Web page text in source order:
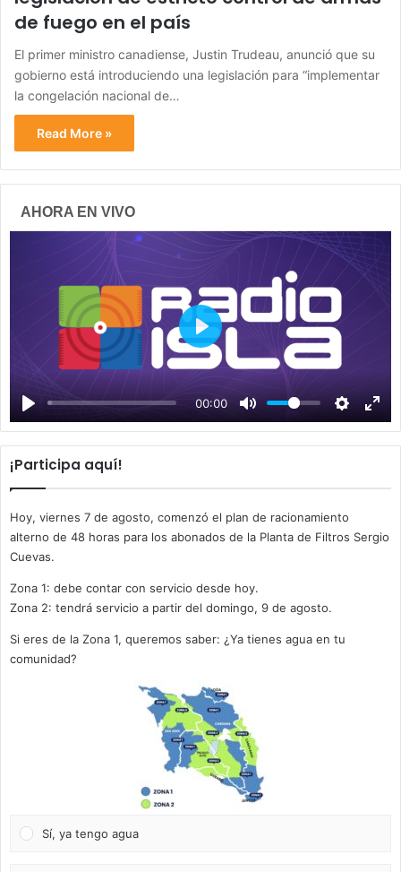
de fuego en el país
El primer ministro canadiense, Justin Trudeau, anunció que su
gobierno está introduciendo una legislación para “implementar
la congelación nacional de…
Read More »
AHORA EN VIVO
00:00
P
a
y
¡Participa aquí!
Hoy, viernes 7 de agosto, comenzó el plan de racionamiento
alterno de 48 horas para los abonados de la Planta de Filtros Sergio
Cuevas.
Zona 1: debe contar con servicio desde hoy.
Zona 2: tendrá servicio a partir del domingo, 9 de agosto.
Si eres de la Zona 1, queremos saber: ¿Ya tienes agua en tu
comunidad?
Sí, ya tengo agua